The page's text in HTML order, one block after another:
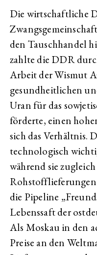
Die wirtschaftliche
den Tauschhandel
zahlte die DDR
Arbeit der Wismut
gesundheitlichen
Uran für das
förderte, einen
sich das Verhältnis.
technologisch
während sie
die Pipeline
Lebenssaft der
Als Moskau in den
Preise an den